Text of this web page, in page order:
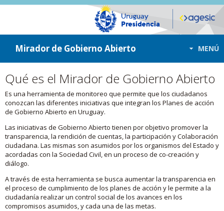
ir a contenido
ir al menú
Mirador de Gobierno Abierto MENÚ
Qué es el Mirador de Gobierno Abierto
Es una herramienta de monitoreo que permite que los ciudadanos
conozcan las diferentes iniciativas que integran los Planes de acción
de Gobierno Abierto en Uruguay.
Las iniciativas de Gobierno Abierto tienen por objetivo promover la
transparencia, la rendición de cuentas, la participación y Colaboración
ciudadana. Las mismas son asumidos por los organismos del Estado y
acordadas con la Sociedad Civil, en un proceso de co-creación y
diálogo.
A través de esta herramienta se busca aumentar la transparencia en
el proceso de cumplimiento de los planes de acción y le permite a la
ciudadanía realizar un control social de los avances en los
compromisos asumidos, y cada una de las metas.